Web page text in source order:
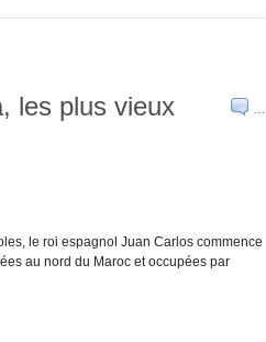
…
les plus vieux
le roi espagnol Juan Carlos commence
au nord du Maroc et occupées par